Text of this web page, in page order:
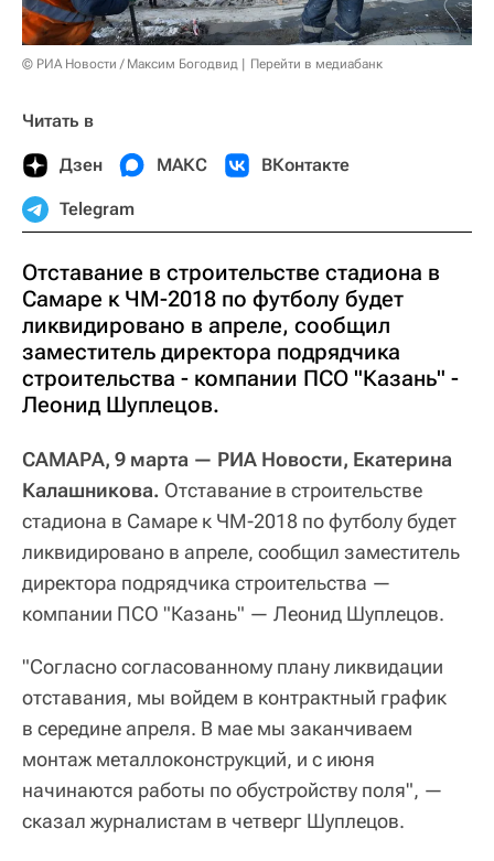
© РИА Новости / Максим Богодвид Перейти в медиабанк
Читать в
Дзен МАКС ВКонтакте
Telegram
Отставание в строительстве стадиона в
Самаре к ЧМ-2018 по футболу будет
ликвидировано в апреле, сообщил
заместитель директора подрядчика
строительства - компании ПСО "Казань" -
Леонид Шуплецов.
САМАРА, 9 марта — РИА Новости, Екатерина
Калашникова. Отставание в строительстве
стадиона в Самаре к ЧМ-2018 по футболу будет
ликвидировано в апреле, сообщил заместитель
директора подрядчика строительства —
компании ПСО "Казань" — Леонид Шуплецов.
"Согласно согласованному плану ликвидации
отставания, мы войдем в контрактный график
в середине апреля. В мае мы заканчиваем
монтаж металлоконструкций, и с июня
начинаются работы по обустройству поля", —
сказал журналистам в четверг Шуплецов.